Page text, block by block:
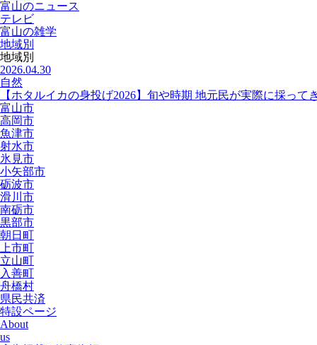
富山のニュース
テレビ
富山の雑学
地域別
地域別
2026.04.30
自然
【ホタルイカの身投げ2026】旬や時期 地元民が実際に採って
富山市
高岡市
魚津市
射水市
氷見市
小矢部市
砺波市
滑川市
南砺市
黒部市
朝日町
上市町
立山町
入善町
舟橋村
県民共済
特設ページ
About
us